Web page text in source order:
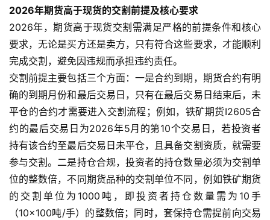
2026年期货高于现货的交割前提及核心要求
2026年，期货高于现货交割需满足严格的前提条件和核心
要求，无论是买方还是卖方，只有符合这些要求，才能顺利
完成交割，避免因违规而承担违约责任。
交割前提主要包括三个方面：一是合约到期，期货合约有明
确的到期月份和最后交易日，只有在最后交易日结束后，未
平仓的合约才需要进入交割流程；例如，铁矿期货I2605合
约的最后交易日为2026年5月的第10个交易日，若投资者
持有该合约至最后交易日未平仓，且具备交割资质，就需要
参与交割。二是持仓合规，投资者的持仓数量必须为交割单
位的整数倍，不同期货品种的交割单位不同，例如铁矿期货
的交割单位为1000吨，即投资者持仓数量需为10手
（10×100吨/手）的整数倍；同时，套保持仓需提前向交易